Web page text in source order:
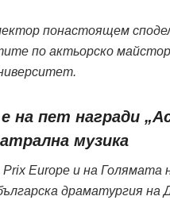
понастоящем
по актьорско
на пет награди
музика
Prix Europe и на
драматургия